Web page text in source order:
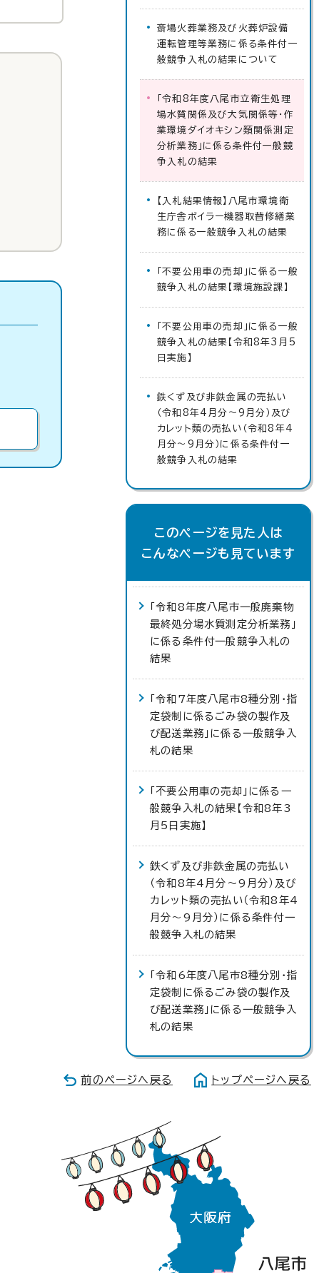
斎場火葬業務及び火葬炉設備
運転管理等業務に係る条件付一
般競争入札の結果について
「令和8年度八尾市立衛生処理
場水質関係及び大気関係等・作
業環境ダイオキシン類関係測定
分析業務」に係る条件付一般競
争入札の結果
【入札結果情報】八尾市環境衛
生庁舎ボイラー機器取替修繕業
務に係る一般競争入札の結果
「不要公用車の売却」に係る一般
競争入札の結果【環境施設課】
「不要公用車の売却」に係る一般
競争入札の結果【令和8年3月5
日実施】
鉄くず及び非鉄金属の売払い
（令和8年4月分～9月分）及び
カレット類の売払い（令和8年4
月分～9月分）に係る条件付一
般競争入札の結果
このページを見た人は
こんなページも見ています
「令和8年度八尾市一般廃棄物
最終処分場水質測定分析業務」
に係る条件付一般競争入札の
結果
「令和7年度八尾市8種分別・指
定袋制に係るごみ袋の製作及
び配送業務」に係る一般競争入
札の結果
「不要公用車の売却」に係る一
般競争入札の結果【令和8年3
月5日実施】
鉄くず及び非鉄金属の売払い
（令和8年4月分～9月分）及び
カレット類の売払い（令和8年4
月分～9月分）に係る条件付一
般競争入札の結果
「令和6年度八尾市8種分別・指
定袋制に係るごみ袋の製作及
び配送業務」に係る一般競争入
札の結果
前のページへ戻る トップページへ戻る